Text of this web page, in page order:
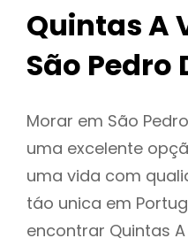
Quintas A
São Pedro
Morar em São
uma excelente
uma vida com
táo unica em
encontrar Quintas